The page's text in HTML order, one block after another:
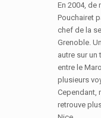
En 2004, de
Pouchairet
chef de la
Grenoble.
autre sur
entre le
plusieurs
Cependant,
retrouve